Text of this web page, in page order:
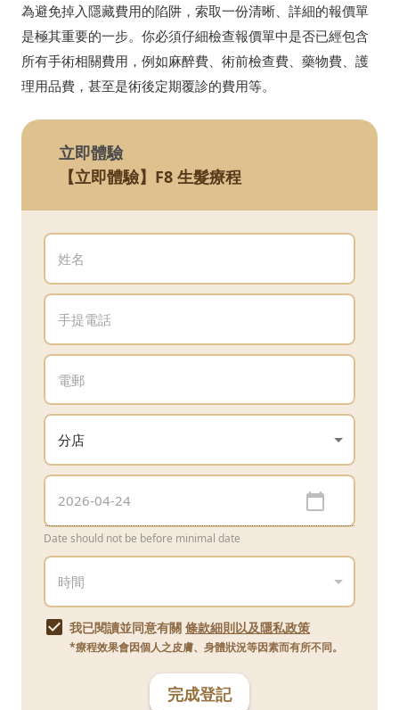
為避免掉入隱藏費用的陷阱，索取一份清晰、詳細的報價單
是極其重要的一步。你必須仔細檢查報價單中是否已經包含
所有手術相關費用，例如麻醉費、術前檢查費、藥物費、護
理用品費，甚至是術後定期覆診的費用等。
立即體驗
【立即體驗】F8 生髮療程
Date should not be before minimal date
我已閱讀並同意有關 條款細則以及隱私政策
*療程效果會因個人之皮膚、身體狀況等因素而有所不同。
完成登記